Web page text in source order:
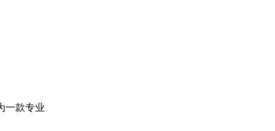
一款专业